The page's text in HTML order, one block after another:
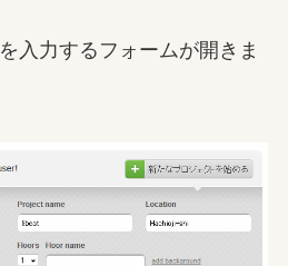
を入力するフォームが開きま